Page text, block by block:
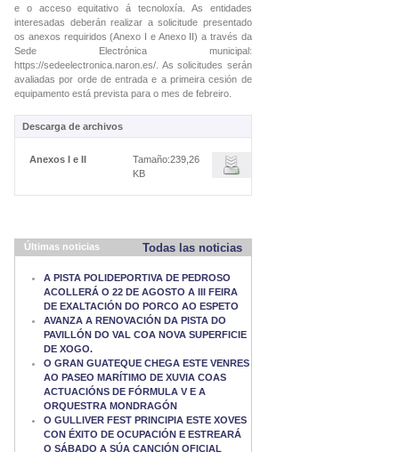
e o acceso equitativo á tecnoloxía. As entidades
interesadas deberán realizar a solicitude presentado
os anexos requiridos (Anexo I e Anexo II) a través da
Sede Electrónica municipal:
https://sedeelectronica.naron.es/. As solicitudes serán
avaliadas por orde de entrada e a primeira cesión de
equipamento está prevista para o mes de febreiro.
Descarga de archivos
Anexos I e II
Tamaño:239,26
KB
Últimas noticias Todas las noticias
A PISTA POLIDEPORTIVA DE PEDROSO
ACOLLERÁ O 22 DE AGOSTO A III FEIRA
DE EXALTACIÓN DO PORCO AO ESPETO
AVANZA A RENOVACIÓN DA PISTA DO
PAVILLÓN DO VAL COA NOVA SUPERFICIE
DE XOGO.
O GRAN GUATEQUE CHEGA ESTE VENRES
AO PASEO MARÍTIMO DE XUVIA COAS
ACTUACIÓNS DE FÓRMULA V E A
ORQUESTRA MONDRAGÓN
O GULLIVER FEST PRINCIPIA ESTE XOVES
CON ÉXITO DE OCUPACIÓN E ESTREARÁ
O SÁBADO A SÚA CANCIÓN OFICIAL